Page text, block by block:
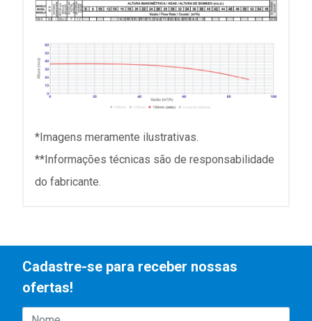
*Imagens meramente ilustrativas.
**Informações técnicas são de responsabilidade
do fabricante.
Cadastre-se para receber nossas
ofertas!